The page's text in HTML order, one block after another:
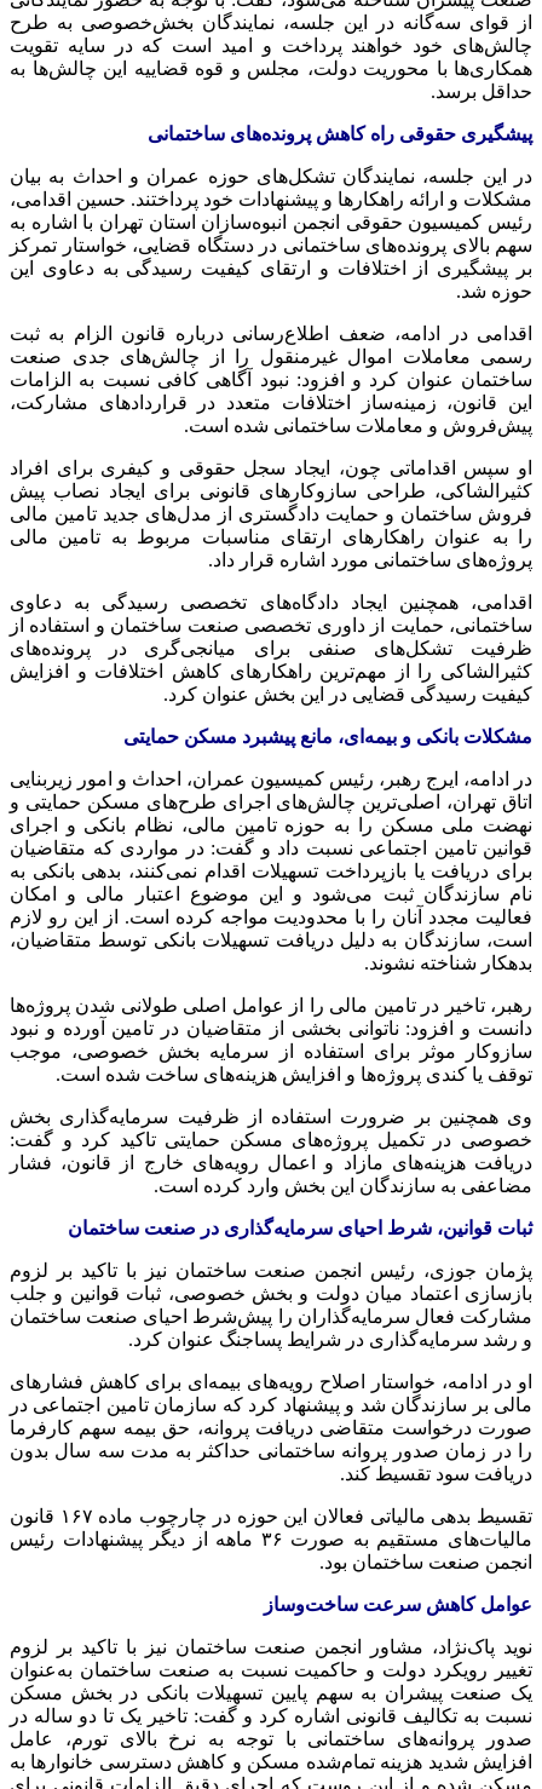
از قوای سه‌گانه در این جلسه، نمایندگان بخش‌خصوصی به طرح
چالش‌های خود خواهند پرداخت و امید است که در سایه تقویت
همکاری‌ها با محوریت دولت، مجلس و قوه قضاییه این چالش‌ها به
حداقل برسد.
پیشگیری حقوقی راه کاهش پرونده‌های ساختمانی
در این جلسه، نمایندگان تشکل‌های حوزه عمران و احداث به بیان
مشکلات و ارائه راهکارها و پیشنهادات خود پرداختند. حسین اقدامی،
رئیس کمیسیون حقوقی انجمن انبوه‌سازان استان تهران با اشاره به
سهم بالای پرونده‌های ساختمانی در دستگاه قضایی، خواستار تمرکز
بر پیشگیری از اختلافات و ارتقای کیفیت رسیدگی به دعاوی این
حوزه شد.
اقدامی در ادامه، ضعف اطلاع‌رسانی درباره قانون الزام به ثبت
رسمی معاملات اموال غیرمنقول را از چالش‌های جدی صنعت
ساختمان عنوان کرد و افزود: نبود آگاهی کافی نسبت به الزامات
این قانون، زمینه‌ساز اختلافات متعدد در قراردادهای مشارکت،
پیش‌فروش و معاملات ساختمانی شده است.
او سپس اقداماتی چون، ایجاد سجل حقوقی و کیفری برای افراد
کثیرالشاکی، طراحی سازوکارهای قانونی برای ایجاد نصاب پیش
فروش ساختمان و حمایت دادگستری از مدل‌های جدید تامین مالی
را به عنوان راهکارهای ارتقای مناسبات مربوط به تامین مالی
پروژه‌های ساختمانی مورد اشاره قرار داد.
اقدامی، همچنین ایجاد دادگاه‌های تخصصی رسیدگی به دعاوی
ساختمانی، حمایت از داوری تخصصی صنعت ساختمان و استفاده از
ظرفیت تشکل‌های صنفی برای میانجی‌گری در پرونده‌های
کثیرالشاکی را از مهم‌ترین راهکارهای کاهش اختلافات و افزایش
کیفیت رسیدگی قضایی در این بخش عنوان کرد.
مشکلات بانکی و بیمه‌ای، مانع پیشبرد مسکن حمایتی
در ادامه، ایرج رهبر، رئیس کمیسیون عمران، احداث و امور زیربنایی
اتاق تهران، اصلی‌ترین چالش‌های‌ اجرای طرح‌های مسکن حمایتی و
نهضت ملی مسکن را به حوزه تامین مالی، نظام بانکی و اجرای
قوانین تامین اجتماعی نسبت داد و گفت: در مواردی که متقاضیان
برای دریافت یا بازپرداخت تسهیلات اقدام نمی‌کنند، بدهی بانکی به
نام سازندگان ثبت می‌شود و این موضوع اعتبار مالی و امکان
فعالیت مجدد آنان را با محدودیت مواجه کرده است. از این رو لازم
است، سازندگان به دلیل دریافت تسهیلات بانکی توسط متقاضیان،
بدهکار شناخته نشوند.
رهبر، تاخیر در تامین مالی را از عوامل اصلی طولانی شدن پروژه‌ها
دانست و افزود: ناتوانی بخشی از متقاضیان در تامین آورده و نبود
سازوکار موثر برای استفاده از سرمایه بخش خصوصی، موجب
توقف یا کندی پروژه‌ها و افزایش هزینه‌های ساخت شده است.
وی همچنین بر ضرورت استفاده از ظرفیت سرمایه‌گذاری بخش
خصوصی در تکمیل پروژه‌های مسکن حمایتی تاکید کرد و گفت:
دریافت هزینه‌های مازاد و اعمال رویه‌های خارج از قانون، فشار
مضاعفی به سازندگان این بخش وارد کرده است.
ثبات قوانین، شرط احیای سرمایه‌گذاری در صنعت ساختمان
پژمان جوزی، رئیس انجمن صنعت ساختمان نیز با تاکید بر لزوم
بازسازی اعتماد میان دولت و بخش خصوصی، ثبات قوانین و جلب
مشارکت فعال سرمایه‌گذاران را پیش‌شرط احیای صنعت ساختمان
و رشد سرمایه‌گذاری در شرایط پساجنگ عنوان کرد.
او در ادامه، خواستار اصلاح رویه‌های بیمه‌ای برای کاهش فشارهای
مالی بر سازندگان شد و پیشنهاد کرد که سازمان تامین اجتماعی در
صورت درخواست متقاضی دریافت پروانه، حق بیمه سهم کارفرما
را در زمان صدور پروانه ساختمانی حداکثر به مدت سه سال بدون
دریافت سود تقسیط کند.
تقسیط بدهی مالیاتی فعالان این حوزه در چارچوب ماده ۱۶۷ قانون
مالیات‌های مستقیم به صورت ۳۶ ماهه از دیگر پیشنهادات رئیس
انجمن صنعت ساختمان بود.
عوامل کاهش سرعت ساخت‌وساز
نوید پاک‌نژاد، مشاور انجمن صنعت ساختمان نیز با تاکید بر لزوم
تغییر رویکرد دولت و حاکمیت نسبت به صنعت ساختمان به‌عنوان
یک صنعت پیشران به سهم پایین تسهیلات بانکی در بخش مسکن
نسبت به تکالیف قانونی اشاره کرد و گفت: تاخیر یک تا دو ساله در
صدور پروانه‌های ساختمانی با توجه به نرخ بالای تورم، عامل
افزایش شدید هزینه تمام‌شده مسکن و کاهش دسترسی خانوارها به
مسکن شده و از این روست که اجرای دقیق الزامات قانونی برای